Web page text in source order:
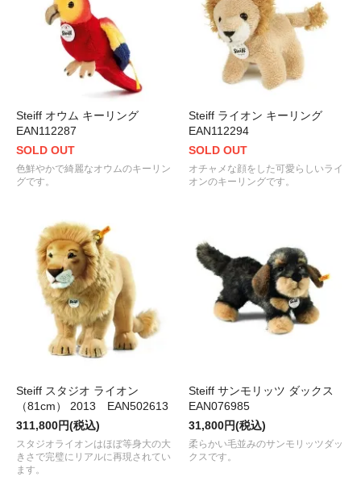
Steiff オウム キーリング
EAN112287
SOLD OUT
色鮮やかで綺麗なオウムのキーリン
グです。
Steiff ライオン キーリング
EAN112294
SOLD OUT
オチャメな顔をした可愛らしいライ
オンのキーリングです。
Steiff スタジオ ライオン
（81cm） 2013 EAN502613
311,800円(税込)
スタジオライオンはほぼ等身大の大
きさで完璧にリアルに再現されてい
ます。
Steiff サンモリッツ ダックス
EAN076985
31,800円(税込)
柔らかい毛並みのサンモリッツダッ
クスです。